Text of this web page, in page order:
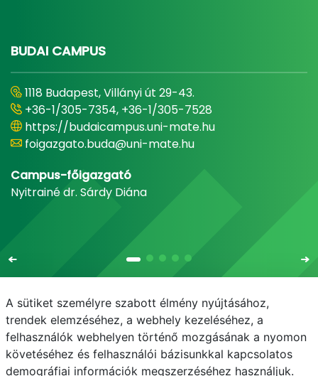
BUDAI CAMPUS
1118 Budapest, Villányi út 29-43.
+36-1/305-7354, +36-1/305-7528
https://budaicampus.uni-mate.hu
foigazgato.buda@uni-mate.hu
Campus-főigazgató
Nyitrainé dr. Sárdy Diána
E-mail Telefonkönyv NEPTUN
E-learning
Adatvédelem
A sütiket személyre szabott élmény nyújtásához,
trendek elemzéséhez, a webhely kezeléséhez, a
felhasználók webhelyen történő mozgásának a nyomon
követéséhez és felhasználói bázisunkkal kapcsolatos
demográfiai információk megszerzéséhez használjuk.